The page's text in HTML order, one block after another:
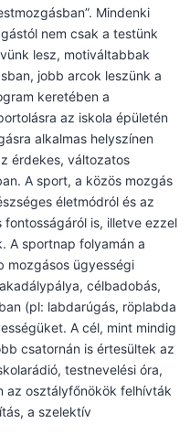
Mindenki
nem csak a testünk
lesz, motiváltabbak
jobb arcok leszünk a
keretében a
az iskola épületén
alkalmas helyszínen
érdekes, változatos
A sport, a közös mozgás
életmódról és az
is, illetve ezzel
A sportnap folyamán a
mozgásos ügyességi
célbadobás,
(pl: labdarúgás, röplabda
A cél, mint mindig
csatornán is értesültek az
testnevelési óra,
az osztályfőnökök felhívták
a szelektív